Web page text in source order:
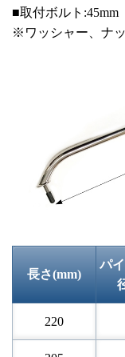
■取付ボルト:45mm
※ワッシャー、ナ
長さ(mm)
パ
220